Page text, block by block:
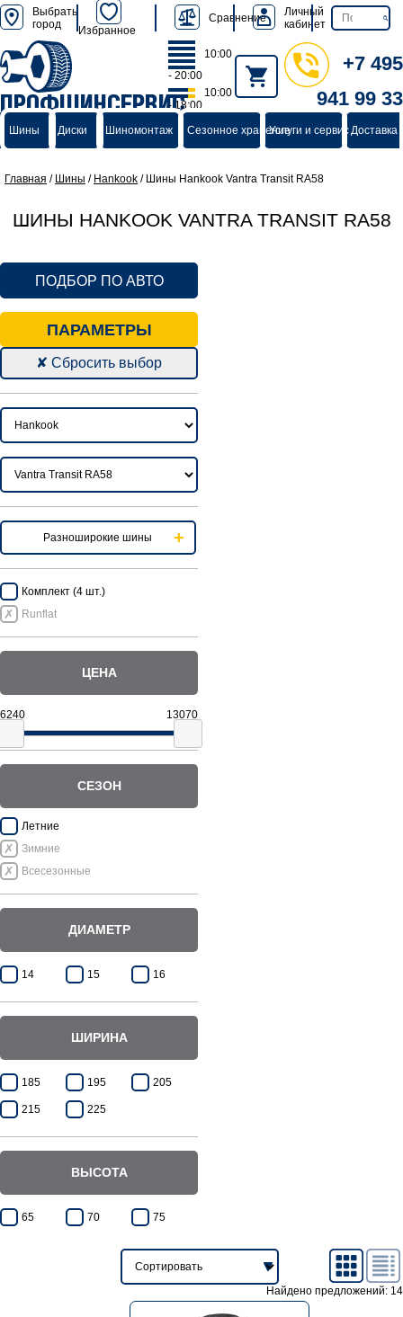
Выбрать
город
Избранное
Сравнение
Личный
кабинет
ПРОФШИНСЕРВИС
группа компаний
10:00
- 20:00
10:00
- 18:00
+7 495
941 99 33
Шины Диски Шиномонтаж Сезонное хранениеУслуги и сервисДоставка
Главная / Шины / Hankook / Шины Hankook Vantra Transit RA58
ШИНЫ HANKOOK VANTRA TRANSIT RA58
ПОДБОР ПО АВТО
ПАРАМЕТРЫ
✘ Сбросить выбор
Разноширокие шины
Комплект (4 шт.)
Runflat
ЦЕНА
СЕЗОН
Летние
Зимние
Всесезонные
ДИАМЕТР
14 15 16
ШИРИНА
185 195 205
215 225
ВЫСОТА
65 70 75
Найдено предложений: 14